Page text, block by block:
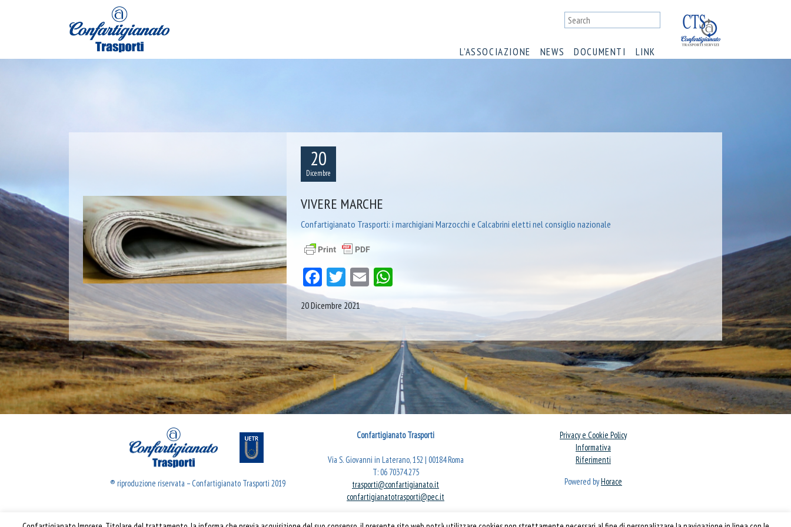
L’ASSOCIAZIONE NEWS DOCUMENTI LINK
20
Dicembre
VIVERE MARCHE
Confartigianato Trasporti: i marchigiani Marzocchi e Calcabrini eletti nel consiglio nazionale
Facebook
Twitter
Email
20 Dicembre 2021
® riproduzione riservata – Confartigianato Trasporti 2019
Confartigianato Trasporti
Via S. Giovanni in Laterano, 152 | 00184 Roma
T: 06 70374.275
trasporti@confartigianato.it
confartigianatotrasporti@pec.it
Privacy e Cookie Policy
Informativa
Riferimenti
Powered byHorace